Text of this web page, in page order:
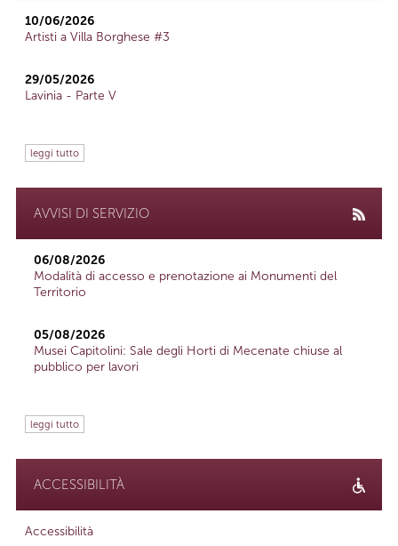
10/06/2026
Artisti a Villa Borghese #3
29/05/2026
Lavinia - Parte V
leggi tutto
AVVISI DI SERVIZIO
06/08/2026
Modalità di accesso e prenotazione ai Monumenti del
Territorio
05/08/2026
Musei Capitolini: Sale degli Horti di Mecenate chiuse al
pubblico per lavori
leggi tutto
ACCESSIBILITÀ
Accessibilità